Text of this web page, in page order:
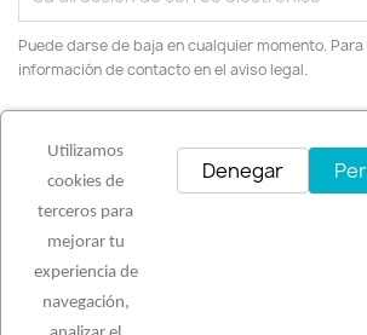
Puede darse de baja en cualquier momento.
información de contacto en el aviso legal.
PRODUCTOS
Utilizamos
cookies de
terceros para
mejorar tu
experiencia de
navegación,
Denegar